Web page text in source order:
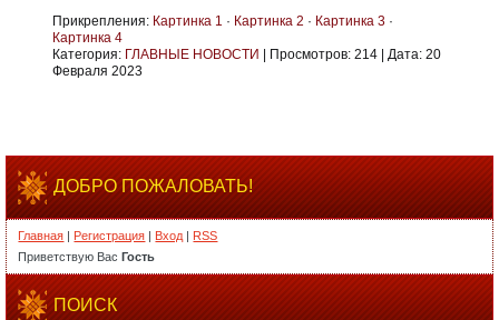
Прикрепления: Картинка 1 · Картинка 2 · Картинка 3 ·
Картинка 4
Категория: ГЛАВНЫЕ НОВОСТИ Просмотров: 214 |Дата: 20
Февраля 2023
ДОБРО ПОЖАЛОВАТЬ!
Главная | Регистрация | Вход | RSS
Приветствую Вас Гость
ПОИСК